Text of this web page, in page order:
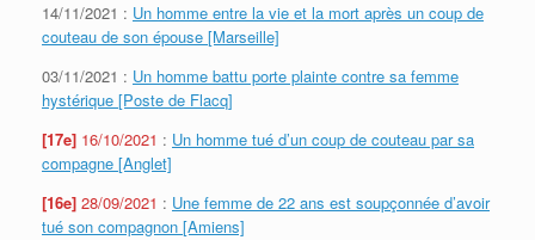
14/11/2021 : Un homme entre la vie et la mort après un coup de
couteau de son épouse [Marseille]
03/11/2021 : Un homme battu porte plainte contre sa femme
hystérique [Poste de Flacq]
[17e] 16/10/2021 : Un homme tué d’un coup de couteau par sa
compagne [Anglet]
[16e] 28/09/2021 : Une femme de 22 ans est soupçonnée d’avoir
tué son compagnon [Amiens]